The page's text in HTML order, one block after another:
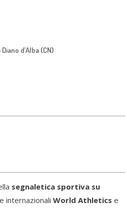
d’Alba (CN)
segnaletica sportiva su
internazionaliWorld Athletics e